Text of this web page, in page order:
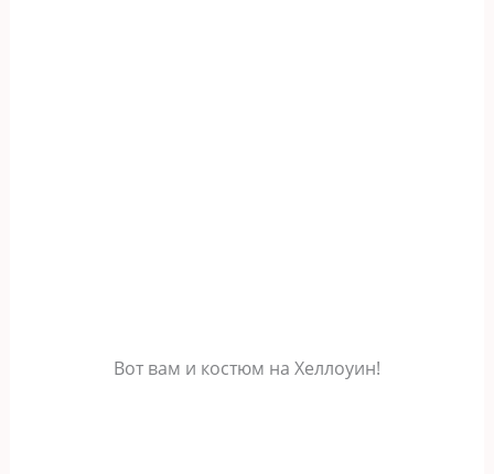
Вот вам и костюм на Хеллоуин!